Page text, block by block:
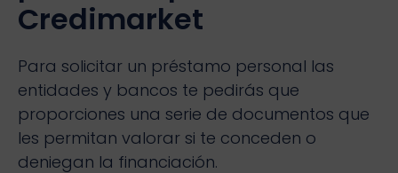
Credimarket
Para solicitar un préstamo personal las
entidades y bancos te pedirás que
proporciones una serie de documentos que
les permitan valorar si te conceden o
deniegan la financiación.